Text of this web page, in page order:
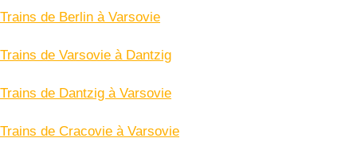
Trains de Berlin à Varsovie
Trains de Varsovie à Dantzig
Trains de Dantzig à Varsovie
Trains de Cracovie à Varsovie